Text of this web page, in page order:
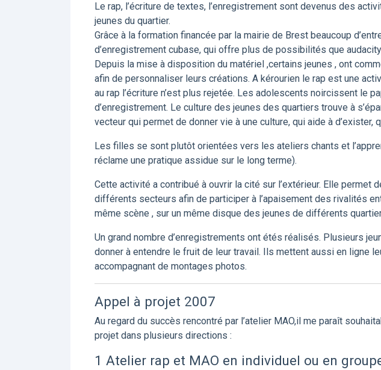
Le rap, l’écriture de textes, l’enregistrement sont devenus des
jeunes du quartier.
Grâce à la formation financée par la mairie de Brest beaucoup
d’enregistrement cubase, qui offre plus de possibilités que
Depuis la mise à disposition du matériel ,certains jeunes , ont
afin de personnaliser leurs créations. A kérourien le rap est une
au rap l’écriture n’est plus rejetée. Les adolescents noircissent le
d’enregistrement. Le culture des jeunes des quartiers trouve à
vecteur qui permet de donner vie à une culture, qui aide à d’exister,
Les filles se sont plutôt orientées vers les ateliers chants et
réclame une pratique assidue sur le long terme).
Cette activité a contribué à ouvrir la cité sur l’extérieur. Elle permet
différents secteurs afin de participer à l’apaisement des rivalités
même scène , sur un même disque des jeunes de différents
Un grand nombre d’enregistrements ont étés réalisés. Plusieurs
donner à entendre le fruit de leur travail. Ils mettent aussi en ligne
accompagnant de montages photos.
Appel à projet 2007
Au regard du succès rencontré par l’atelier MAO,il me paraît
projet dans plusieurs directions :
1 Atelier rap et MAO en individuel ou en